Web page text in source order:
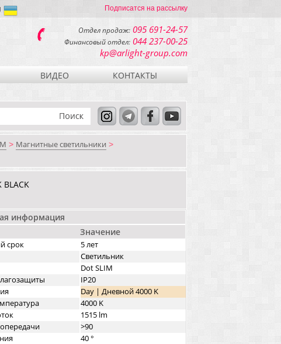
Подписатся на рассылку
Отдел продаж: 095 691-24-57
Финансовый отдел: 044 237-00-25
kp@arlight-group.com
ВИДЕО КОНТАКТЫ
> Магнитные светильники >
информация
Значение
срок
5 лет
Светильник
Dot SLIM
IP20
Day | Дневной 4000 K
4000 K
1515 lm
>90
40 °